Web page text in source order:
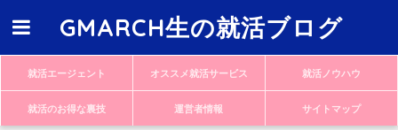
GMARCH生の就活ブログ
就活エージェント オススメ就活サービス 就活ノウハウ
就活のお得な裏技 運営者情報 サイトマップ